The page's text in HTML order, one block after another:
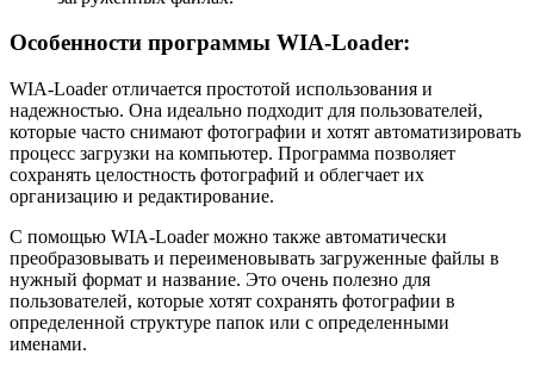
Особенности программы WIA-Loader:
WIA-Loader отличается простотой использования и
надежностью. Она идеально подходит для пользователей,
которые часто снимают фотографии и хотят автоматизировать
процесс загрузки на компьютер. Программа позволяет
сохранять целостность фотографий и облегчает их
организацию и редактирование.
С помощью WIA-Loader можно также автоматически
преобразовывать и переименовывать загруженные файлы в
нужный формат и название. Это очень полезно для
пользователей, которые хотят сохранять фотографии в
определенной структуре папок или с определенными
именами.